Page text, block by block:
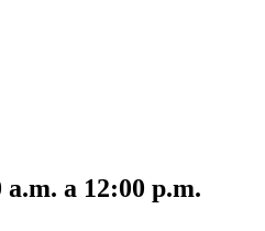
a 12:00 p.m.